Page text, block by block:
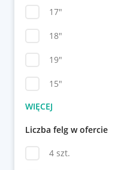
17"
18"
19"
15"
Liczba felg w ofercie
4 szt.